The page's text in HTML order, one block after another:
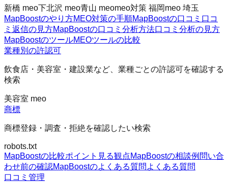
新橋 meo下北沢 meo青山 meomeo対策 福岡meo 埼玉
MapBoostのやり方MEO対策の手順MapBoostの口コミ 口コ
ミ返信の見方MapBoostの口コミ分析方法口コミ分析の見方
MapBoostのツールMEOツールの比較
業種別の許認可
飲食店・美容室・建設業など、業種ごとの許認可を確認する
検索
美容室 meo
商標
商標登録・調査・拒絶を確認したい検索
robots.txt
MapBoostの比較ポイント 見る観点MapBoostの相談例 問い合
わせ前の確認MapBoostのよくある質問 よくある質問
口コミ管理